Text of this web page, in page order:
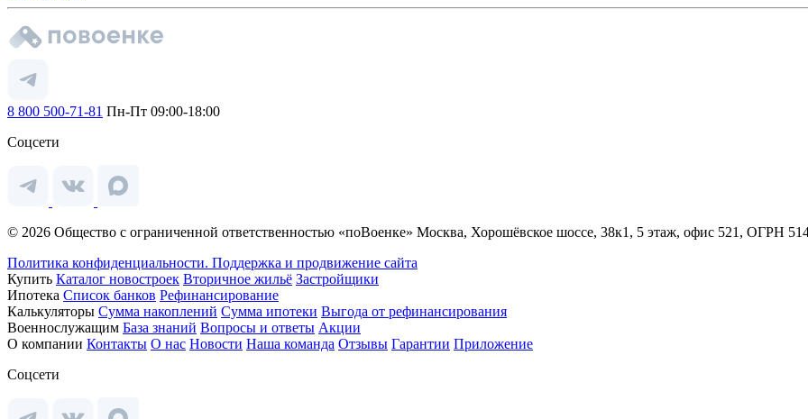
8 800 500-71-81 Пн-Пт 09:00-18:00
Соцсети
© 2026 Общество с ограниченной ответственностью «поВоенке» Москва, Хорошёвское шоссе, 38к1, 5 этаж, офис 521, ОГРН
Политика конфиденциальности. Поддержка и продвижение сайта
Купить Каталог новостроек Вторичное жильё Застройщики
Ипотека Список банков Рефинансирование
Калькуляторы Сумма накоплений Сумма ипотеки Выгода от рефинансирования
Военнослужащим База знаний Вопросы и ответы Акции
О компании Контакты О нас Новости Наша команда Отзывы Гарантии Приложение
Соцсети